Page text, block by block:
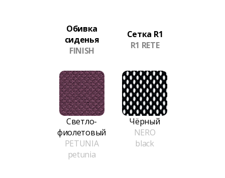
Обивка
сиденья
FINISH
Сетка R1
R1 RETE
Светло-
фиолетовый
PETUNIA
petunia
Чёрный
NERO
black